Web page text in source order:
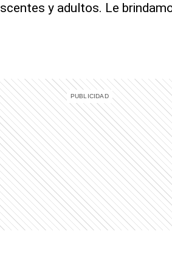
y adultos. Le